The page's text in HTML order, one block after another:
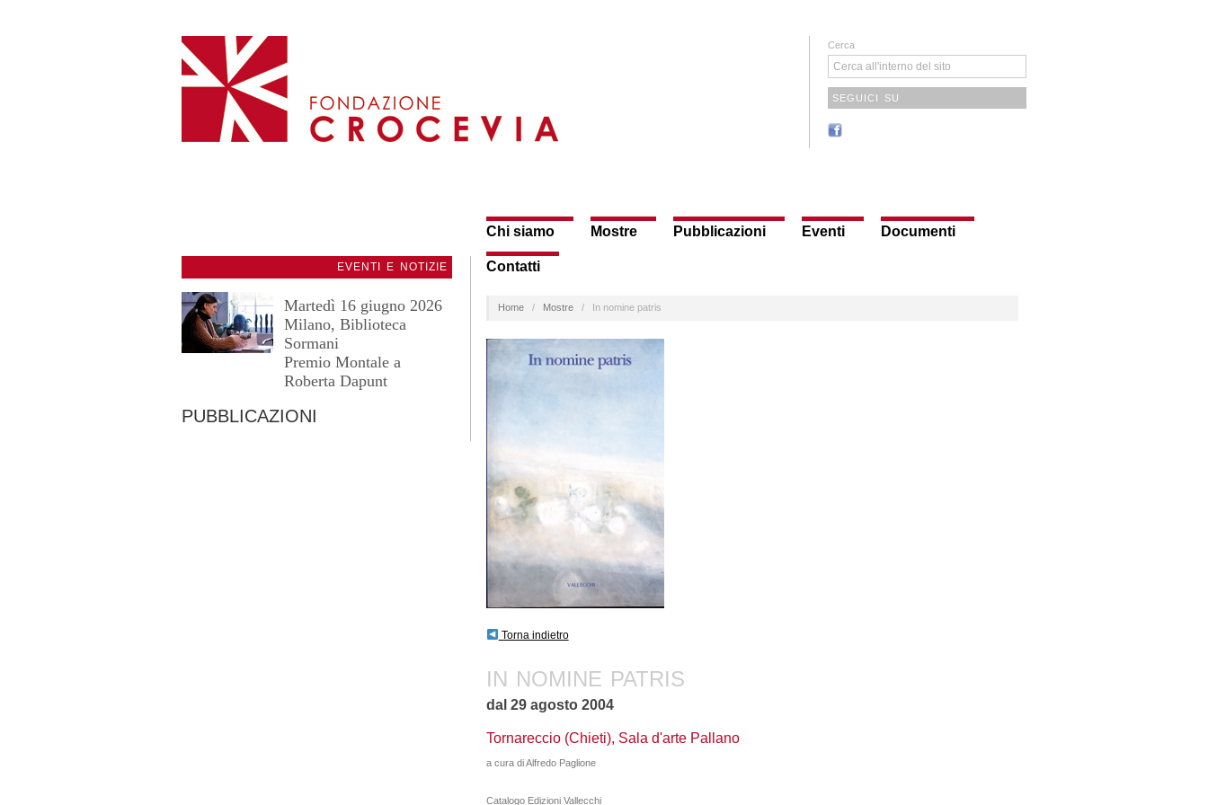
Cerca
SEGUICI SU
Chi siamo Mostre Pubblicazioni Eventi Documenti
Contatti
EVENTI E NOTIZIE
Martedì 16 giugno 2026
Milano, Biblioteca
Sormani
Premio Montale a
Roberta Dapunt
PUBBLICAZIONI
Home / Mostre / In nomine patris
Torna indietro
IN NOMINE PATRIS
dal 29 agosto 2004
Tornareccio (Chieti), Sala d'arte Pallano
a cura di Alfredo Paglione
Catalogo Edizioni Vallecchi